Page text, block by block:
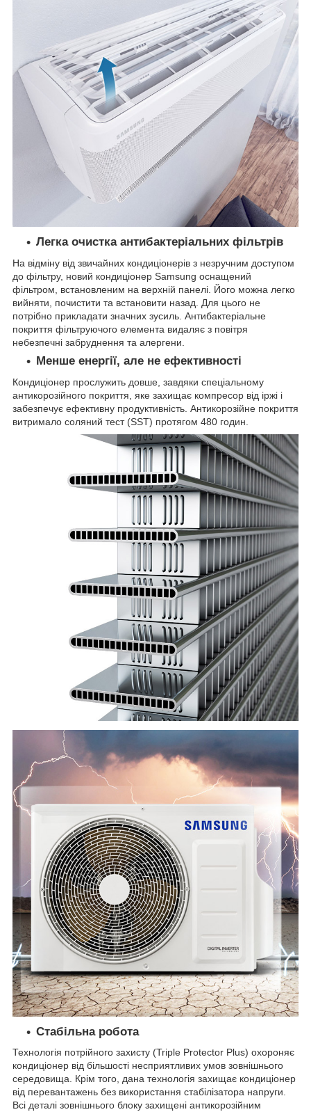
Легка очистка антибактеріальних фільтрів
На відміну від звичайних кондиціонерів з незручним доступом
до фільтру, новий кондиціонер Samsung оснащений
фільтром, встановленим на верхній панелі. Його можна легко
вийняти, почистити та встановити назад. Для цього не
потрібно прикладати значних зусиль. Антибактеріальне
покриття фільтруючого елемента видаляє з повітря
небезпечні забруднення та алергени.
Менше енергії, але не ефективності
Кондиціонер прослужить довше, завдяки спеціальному
антикорозійного покриття, яке захищає компресор від іржі і
забезпечує ефективну продуктивність. Антикорозійне покриття
витримало соляний тест (SST) протягом 480 годин.
Стабільна робота
Технологія потрійного захисту (Triple Protector Plus) охороняє
кондиціонер від більшості несприятливих умов зовнішнього
середовища. Крім того, дана технологія захищає кондиціонер
від перевантажень без використання стабілізатора напруги.
Всі деталі зовнішнього блоку захищені антикорозійним